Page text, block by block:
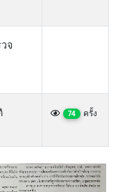
จ
74 ครั้ง